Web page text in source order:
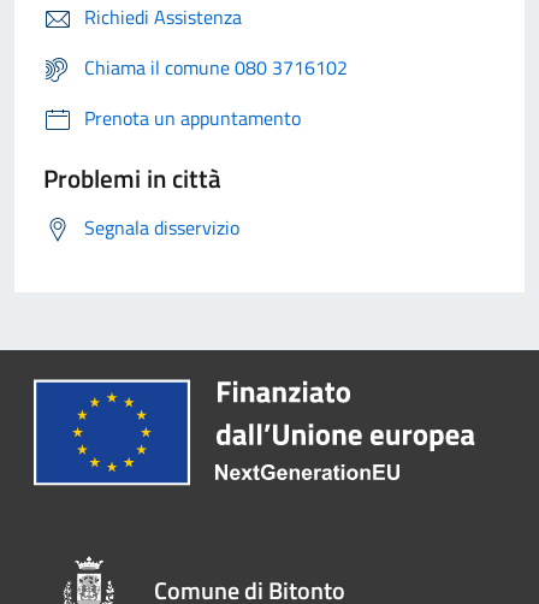
Richiedi Assistenza
Chiama il comune 080 3716102
Prenota un appuntamento
Problemi in città
Segnala disservizio
Comune di Bitonto